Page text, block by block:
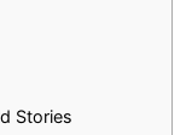
Stories